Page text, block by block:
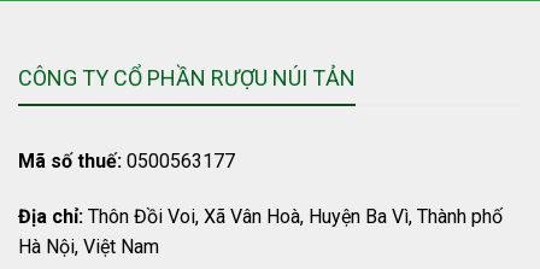
CÔNG TY CỔ PHẦN RƯỢU NÚI TẢN
Mã số thuế: 0500563177
Địa chỉ: Thôn Đồi Voi, Xã Vân Hoà, Huyện Ba Vì, Thành phố
Hà Nội, Việt Nam